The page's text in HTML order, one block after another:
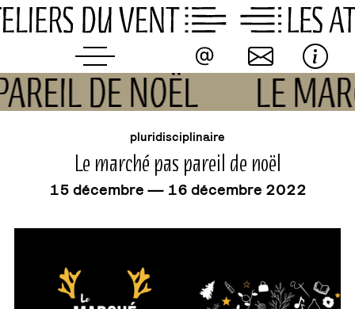
Skip
to
DE NOËL LE
événement
pluridisciplinaire
Le marché pas pareil de noël
15 décembre — 16 décembre 2022